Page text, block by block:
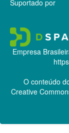
Suportado por
Empresa
O conteúdo
Creative